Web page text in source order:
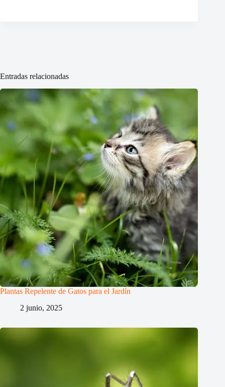
Entradas relacionadas
Plantas Repelente de Gatos para el Jardín
2 junio, 2025